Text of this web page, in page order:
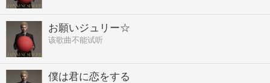
お願いジュリー☆
该歌曲不能试听
僕は君に恋をする